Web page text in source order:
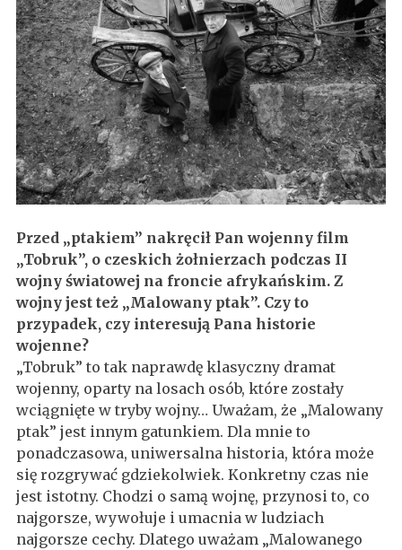
Przed „ptakiem” nakręcił Pan wojenny film
„Tobruk”, o czeskich żołnierzach podczas II
wojny światowej na froncie afrykańskim. Z
wojny jest też „Malowany ptak”. Czy to
przypadek, czy interesują Pana historie
wojenne?
„Tobruk” to tak naprawdę klasyczny dramat
wojenny, oparty na losach osób, które zostały
wciągnięte w tryby wojny… Uważam, że „Malowany
ptak” jest innym gatunkiem. Dla mnie to
ponadczasowa, uniwersalna historia, która może
się rozgrywać gdziekolwiek. Konkretny czas nie
jest istotny. Chodzi o samą wojnę, przynosi to, co
najgorsze, wywołuje i umacnia w ludziach
najgorsze cechy. Dlatego uważam „Malowanego